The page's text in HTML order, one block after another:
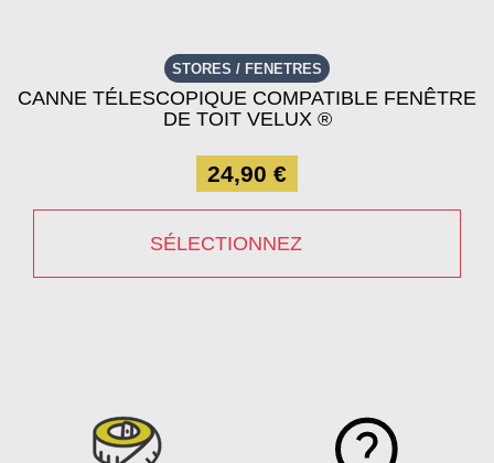
STORES / FENETRES
CANNE TÉLESCOPIQUE COMPATIBLE FENÊTRE
DE TOIT VELUX ®
24,90 €
SÉLECTIONNEZ